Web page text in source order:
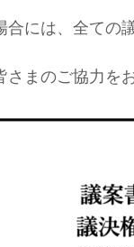
には、全ての
まのご協力を